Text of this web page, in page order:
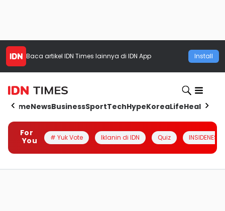
Baca artikel IDN Times lainnya di IDN App Install
HomeNewsBusinessSportTechHypeKoreaLifeHealth
For
You
# Yuk Vote Iklanin di IDN Quiz INSIDENESIA